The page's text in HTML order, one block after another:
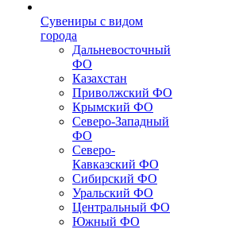
Сувениры с видом
города
Дальневосточный
ФО
Казахстан
Приволжский ФО
Крымский ФО
Северо-Западный
ФО
Северо-
Кавказский ФО
Сибирский ФО
Уральский ФО
Центральный ФО
Южный ФО